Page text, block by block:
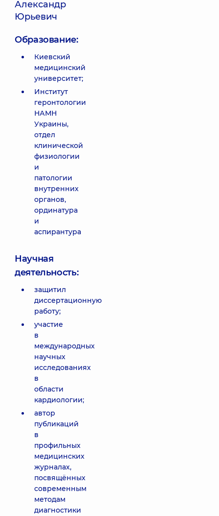
Александр
Юрьевич
Образование:
Киевский
медицинский
университет;
Институт
геронтологии
НАМН
Украины,
отдел
клинической
физиологии
и
патологии
внутренних
органов,
ординатура
и
аспирантура
Научная
деятельность:
защитил
диссертационную
работу;
участие
в
международных
научных
исследованиях
в
области
кардиологии;
автор
публикаций
в
профильных
медицинских
журналах,
посвящённых
современным
методам
диагностики